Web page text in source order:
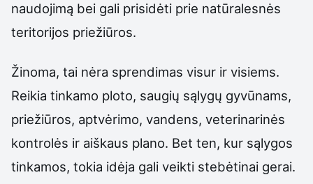
naudojimą bei gali prisidėti prie natūralesnės
teritorijos priežiūros.
Žinoma, tai nėra sprendimas visur ir visiems.
Reikia tinkamo ploto, saugių sąlygų gyvūnams,
priežiūros, aptvėrimo, vandens, veterinarinės
kontrolės ir aiškaus plano. Bet ten, kur sąlygos
tinkamos, tokia idėja gali veikti stebėtinai gerai.